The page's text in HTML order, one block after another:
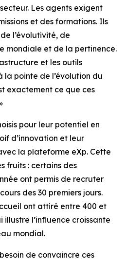
Les agents exigent
et des formations. Ils
l’évolutivité, de
mondiale et de la pertinence.
et les outils
la pointe de l’évolution du
exactement ce que ces
pour leur potentiel en
d’innovation et leur
la plateforme eXp. Cette
fruits : certains des
ont permis de recruter
des 30 premiers jours.
ont attiré entre 400 et
l’influence croissante
mondial.
de convaincre ces